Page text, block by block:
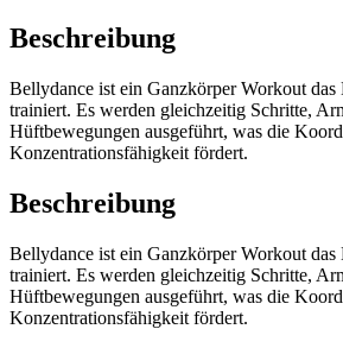
Beschreibung
Bellydance ist ein Ganzkörper Workout
trainiert. Es werden gleichzeitig Schritte,
Hüftbewegungen ausgeführt, was die
Konzentrationsfähigkeit fördert.
Beschreibung
Bellydance ist ein Ganzkörper Workout
trainiert. Es werden gleichzeitig Schritte,
Hüftbewegungen ausgeführt, was die
Konzentrationsfähigkeit fördert.